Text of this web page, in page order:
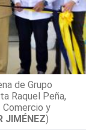
de Grupo
Raquel Peña,
y
JIMÉNEZ)